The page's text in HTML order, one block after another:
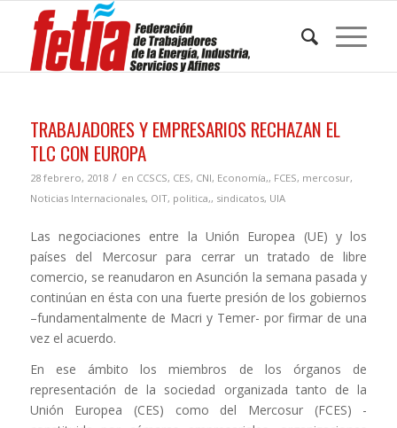
TRABAJADORES Y EMPRESARIOS RECHAZAN EL
TLC CON EUROPA
28 febrero, 2018 / en CCSCS, CES, CNI, Economía,, FCES, mercosur,
Noticias Internacionales, OIT, politica,, sindicatos, UIA
Las negociaciones entre la Unión Europea (UE) y los
países del Mercosur para cerrar un tratado de libre
comercio, se reanudaron en Asunción la semana pasada y
continúan en ésta con una fuerte presión de los gobiernos
–fundamentalmente de Macri y Temer- por firmar de una
vez el acuerdo.
En ese ámbito los miembros de los órganos de
representación de la sociedad organizada tanto de la
Unión Europea (CES) como del Mercosur (FCES) -